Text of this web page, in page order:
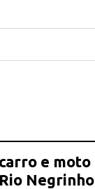
e
Negrinho